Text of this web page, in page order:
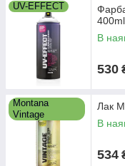
UV-EFFECT
400ml
В
530
Montana
Vintage
Лак
В
534